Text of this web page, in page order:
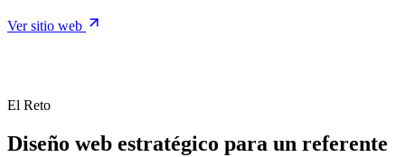
Ver sitio web
El Reto
Diseño web estratégico para un referente